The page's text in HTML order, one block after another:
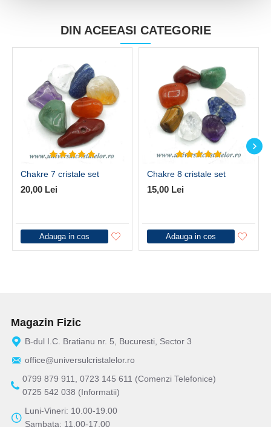
DIN ACEEASI CATEGORIE
Chakre 7 cristale set
20,00 Lei
Adauga in cos
Chakre 8 cristale set
15,00 Lei
Adauga in cos
Magazin Fizic
B-dul I.C. Bratianu nr. 5, Bucuresti, Sector 3
office@universulcristalelor.ro
0799 879 911, 0723 145 611 (Comenzi Telefonice)
0725 542 038 (Informatii)
Luni-Vineri: 10.00-19.00
Sambata: 11.00-17.00